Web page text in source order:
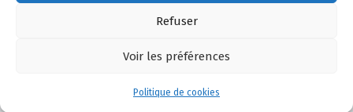
Refuser
Voir les préférences
Politique de cookies
Menu